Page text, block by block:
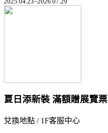
夏日添新裝 滿額贈展覽票
兌換地點 / 1F客服中心